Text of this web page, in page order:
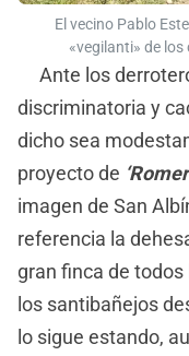
El vecino Pablo
«vegilanti» de
Ante los
discriminatoria y
dicho sea
proyecto de
imagen de San
referencia la
gran finca de
los santibañejos
lo sigue estando,